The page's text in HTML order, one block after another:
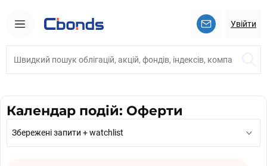
Увійти
Календар подій: Оферти
Збережені запити + watchlist